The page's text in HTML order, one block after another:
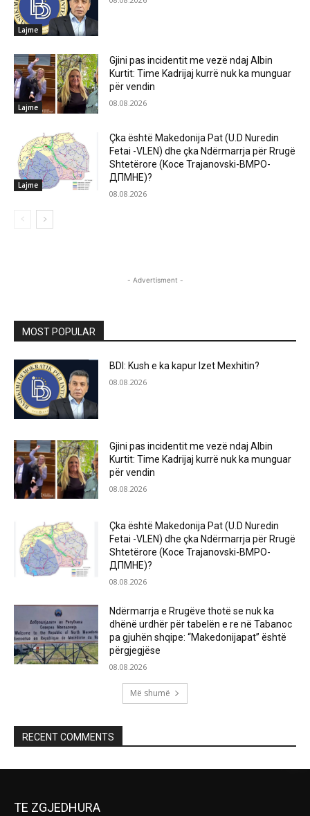
Lajme
Lajme
Gjini pas incidentit me vezë ndaj Albin
Kurtit: Time Kadrijaj kurrë nuk ka munguar
për vendin
08.08.2026
Lajme
Çka është Makedonija Pat (U.D Nuredin
Fetai -VLEN) dhe çka Ndërmarrja për Rrugë
Shtetërore (Koce Trajanovski-ВМРО-
ДПМНЕ)?
08.08.2026
- Advertisment -
MOST POPULAR
BDI: Kush e ka kapur Izet Mexhitin?
08.08.2026
Gjini pas incidentit me vezë ndaj Albin
Kurtit: Time Kadrijaj kurrë nuk ka munguar
për vendin
08.08.2026
Çka është Makedonija Pat (U.D Nuredin
Fetai -VLEN) dhe çka Ndërmarrja për Rrugë
Shtetërore (Koce Trajanovski-ВМРО-
ДПМНЕ)?
08.08.2026
Ndërmarrja e Rrugëve thotë se nuk ka
dhënë urdhër për tabelën e re në Tabanoc
pa gjuhën shqipe: “Makedonijapat” është
përgjegjëse
08.08.2026
Më shumë
RECENT COMMENTS
TE ZGJEDHURA